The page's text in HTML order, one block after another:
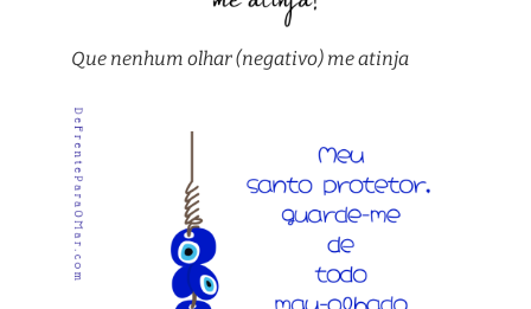
Que nenhum olhar (negativo) me atinja